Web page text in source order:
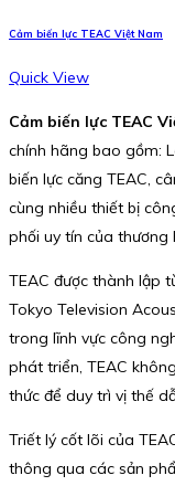
Cảm biến lực TEAC Việt Nam
Quick View
Cảm biến lực TEAC
chính hãng bao gồm:
biến lực căng TEAC,
cùng nhiều thiết bị
phối uy tín của thương
TEAC được thành lập
Tokyo Television
trong lĩnh vực công
phát triển, TEAC
thức để duy trì vị thế
Triết lý cốt lõi của
thông qua các sản